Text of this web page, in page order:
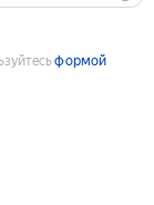
формой